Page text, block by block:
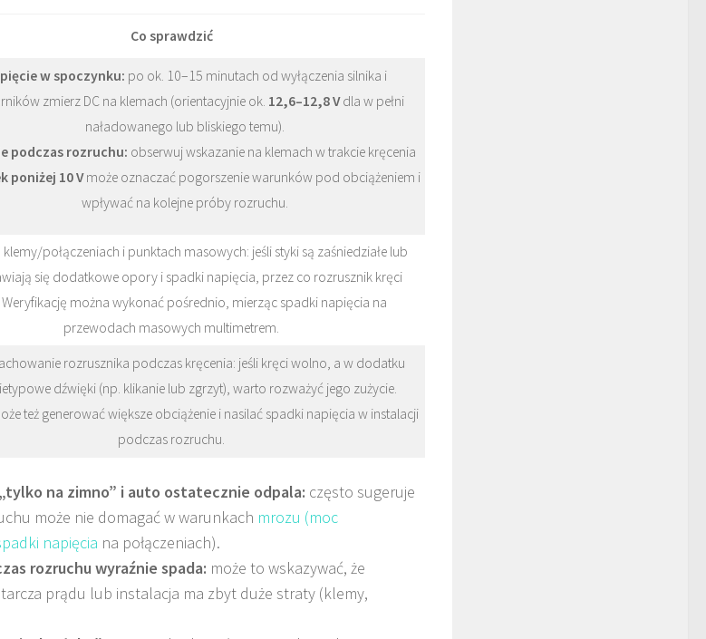
Co sprawdzić
w spoczynku: po ok. 10–15 minutach od wyłączenia silnika i
zmierz DC na klemach (orientacyjnie ok. 12,6–12,8 Vdla w pełni
naładowanego lub bliskiego temu).
podczas rozruchu: obserwuj wskazanie na klemach w trakcie kręcenia
poniżej 10 Vmoże oznaczać pogorszenie warunków pod obciążeniem i
wpływać na kolejne próby rozruchu.
połączeniach i punktach masowych: jeśli styki są zaśniedziałe lub
się dodatkowe opory i spadki napięcia, przez co rozrusznik kręci
można wykonać pośrednio, mierząc spadki napięcia na
przewodach masowych multimetrem.
rozrusznika podczas kręcenia: jeśli kręci wolno, a w dodatku
dźwięki (np. klikanie lub zgrzyt), warto rozważyć jego zużycie.
też generować większe obciążenie i nasilać spadki napięcia w instalacji
podczas rozruchu.
na zimno” i auto ostatecznie odpala: często sugeruje
może nie domagać w warunkach mrozu (moc
napięcia na połączeniach).
rozruchu wyraźnie spada: może to wskazywać, że
prądu lub instalacja ma zbyt duże straty (klemy,